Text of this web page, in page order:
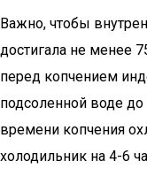
Важно, чтобы
достигала не менее
перед копчением
подсоленной воде до
времени копчения
холодильник на 4-6